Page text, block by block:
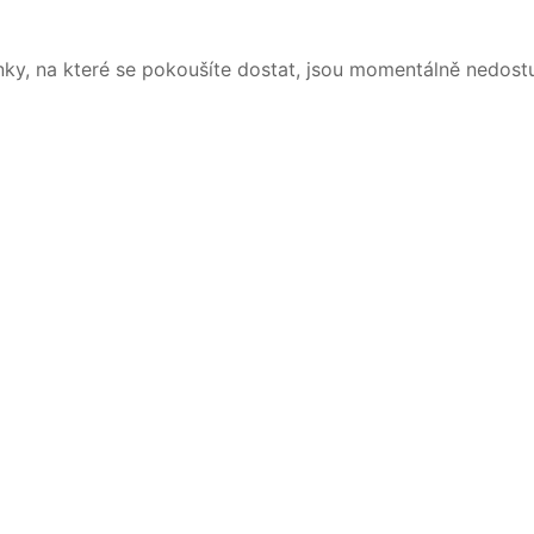
na které se pokoušíte dostat, jsou momentálně